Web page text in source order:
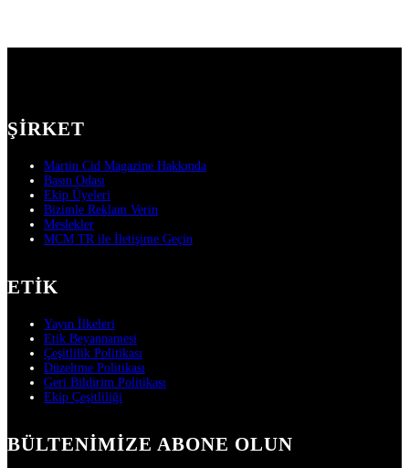
ŞIRKET
Martin Cid Magazine Hakkında
Basın Odası
Ekip Üyeleri
Bizimle Reklam Verin
Meslekler
MCM TR ile İletişime Geçin
ETIK
Yayın İlkeleri
Etik Beyannamesi
Çeşitlilik Politikası
Düzeltme Politikası
Geri Bildirim Politikası
Ekip Çeşitliliği
BÜLTENIMIZE ABONE OLUN